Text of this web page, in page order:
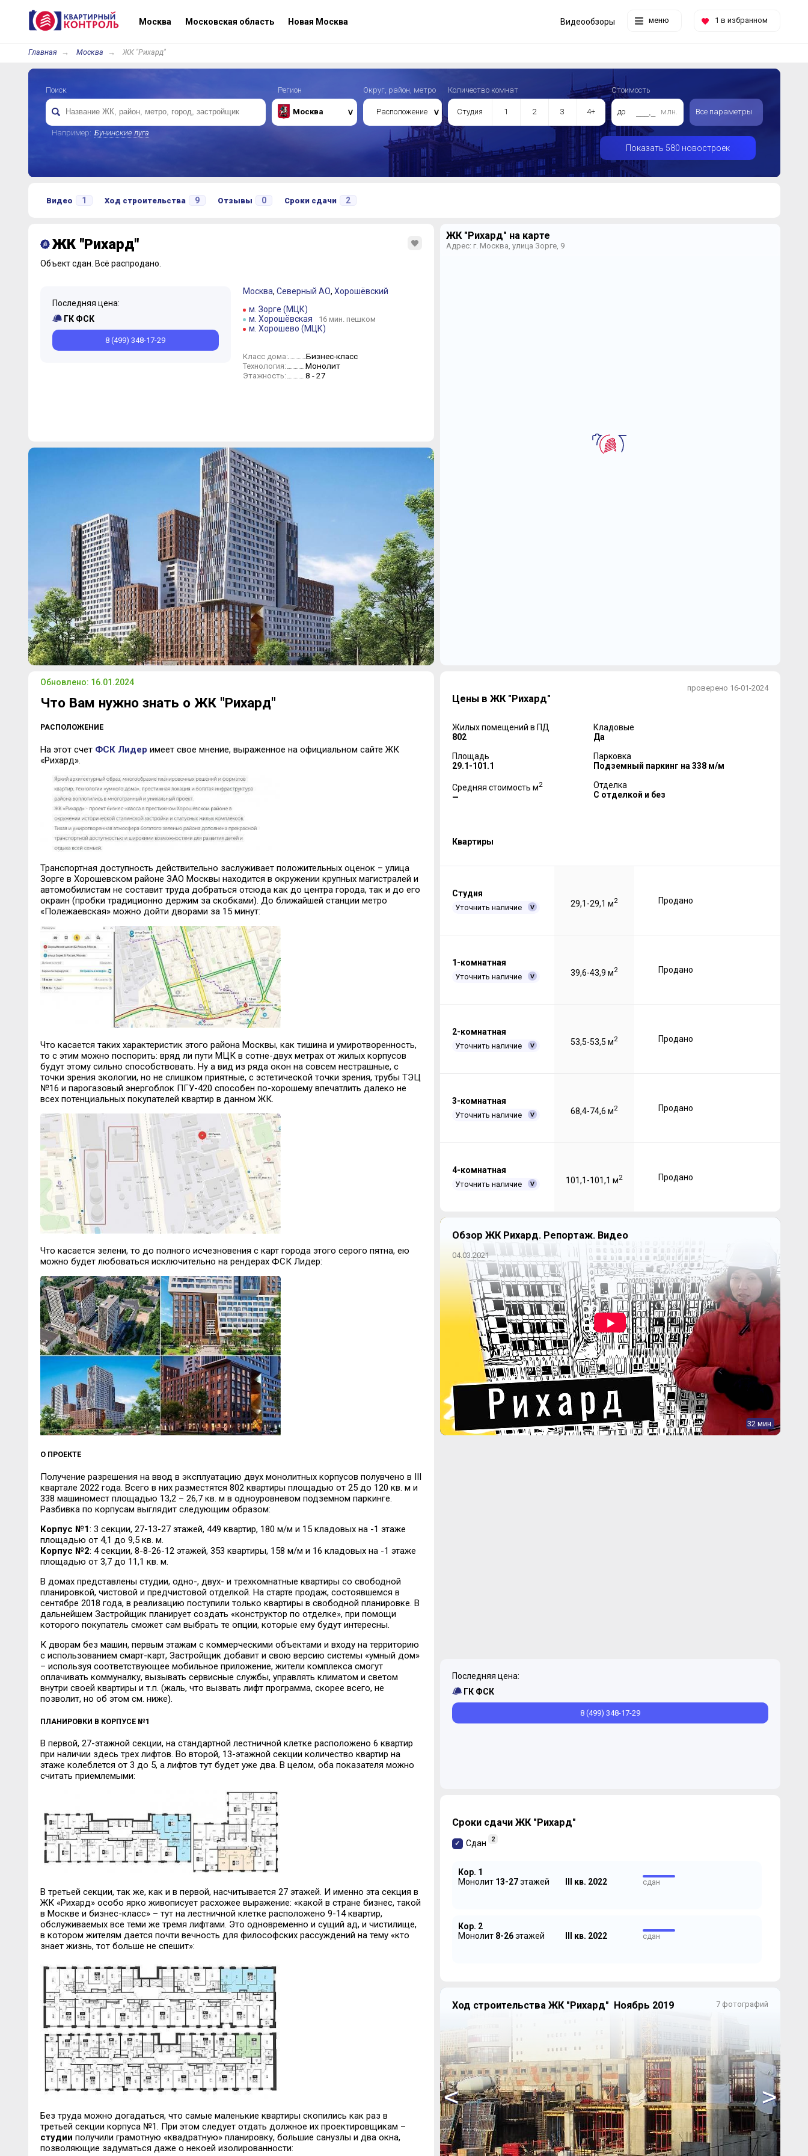
Москва Московская область Новая Москва меню 1 в избранном
Видеообзоры
Главная Москва ЖК "Рихард"
Поиск
Например: Бунинские луга
Регион
Москва
Округ, район, метро
Расположение
Количество комнат
Студия 1 2 3 4+
Стоимость
до млн. Все параметры
Показать 580 новостроек
Видео 1 Ход строительства 9 Отзывы 0 Сроки сдачи 2
ЖК "Рихард"
Объект сдан. Всё распродано.
Последняя цена:
ГК ФСК
8 (499) 348-17-29
Москва, Северный АО, Хорошёвский
м. Зорге (МЦК)
м. Хорошёвская
16 мин. пешком
м. Хорошево (МЦК)
Класс дома: Бизнес-класс
Технология: Монолит
Этажность: 8 - 27
Обновлено: 16.01.2024
Что Вам нужно знать о ЖК "Рихард"
РАСПОЛОЖЕНИЕ
На этот счет ФСК Лидер имеет свое мнение, выраженное на официальном сайте ЖК
«Рихард».
Транспортная доступность действительно заслуживает положительных оценок – улица
Зорге в Хорошевском районе ЗАО Москвы находится в окружении крупных магистралей и
автомобилистам не составит труда добраться отсюда как до центра города, так и до его
окраин (пробки традиционно держим за скобками). До ближайшей станции метро
«Полежаевская» можно дойти дворами за 15 минут:
Что касается таких характеристик этого района Москвы, как тишина и умиротворенность,
то с этим можно поспорить: вряд ли пути МЦК в сотне-двух метрах от жилых корпусов
будут этому сильно способствовать. Ну а вид из ряда окон на совсем нестрашные, с
точки зрения экологии, но не слишком приятные, с эстетической точки зрения, трубы ТЭЦ
№16 и парогазовый энергоблок ПГУ-420 способен по-хорошему впечатлить далеко не
всех потенциальных покупателей квартир в данном ЖК.
Что касается зелени, то до полного исчезновения с карт города этого серого пятна, ею
можно будет любоваться исключительно на рендерах ФСК Лидер:
О ПРОЕКТЕ
Получение разрешения на ввод в эксплуатацию двух монолитных корпусов полувчено в III
квартале 2022 года. Всего в них разместятся 802 квартиры площадью от 25 до 120 кв. м и
338 машиномест площадью 13,2 – 26,7 кв. м в одноуровневом подземном паркинге.
Разбивка по корпусам выглядит следующим образом:
Корпус №1: 3 секции, 27-13-27 этажей, 449 квартир, 180 м/м и 15 кладовых на -1 этаже
площадью от 4,1 до 9,5 кв. м.
Корпус №2: 4 секции, 8-8-26-12 этажей, 353 квартиры, 158 м/м и 16 кладовых на -1 этаже
площадью от 3,7 до 11,1 кв. м.
В домах представлены студии, одно-, двух- и трехкомнатные квартиры со свободной
планировкой, чистовой и предчистовой отделкой. На старте продаж, состоявшемся в
сентябре 2018 года, в реализацию поступили только квартиры в свободной планировке. В
дальнейшем Застройщик планирует создать «конструктор по отделке», при помощи
которого покупатель сможет сам выбрать те опции, которые ему будут интересны.
К дворам без машин, первым этажам с коммерческими объектами и входу на территорию
с использованием смарт-карт, Застройщик добавит и свою версию системы «умный дом»
– используя соответствующее мобильное приложение, жители комплекса смогут
оплачивать коммуналку, вызывать сервисные службы, управлять климатом и светом
внутри своей квартиры и т.п. (жаль, что вызвать лифт программа, скорее всего, не
позволит, но об этом см. ниже).
ПЛАНИРОВКИ В КОРПУСЕ №1
В первой, 27-этажной секции, на стандартной лестничной клетке расположено 6 квартир
при наличии здесь трех лифтов. Во второй, 13-этажной секции количество квартир на
этаже колеблется от 3 до 5, а лифтов тут будет уже два. В целом, оба показателя можно
считать приемлемыми:
В третьей секции, так же, как и в первой, насчитывается 27 этажей. И именно эта секция в
ЖК «Рихард» особо ярко живописует расхожее выражение: «какой в стране бизнес, такой
в Москве и бизнес-класс» – тут на лестничной клетке расположено 9-14 квартир,
обслуживаемых все теми же тремя лифтами. Это одновременно и сущий ад, и чистилище,
в котором жителям дается почти вечность для философских рассуждений на тему «кто
знает жизнь, тот больше не спешит»:
Без труда можно догадаться, что самые маленькие квартиры скопились как раз в
третьей секции корпуса №1. При этом следует отдать должное их проектировщикам –
студии получили грамотную «квадратную» планировку, большие санузлы и два окна,
позволяющие задуматься даже о некоей изолированности:
ЖК "Рихард" на карте
Адрес: г. Москва, улица Зорге, 9
проверено 16-01-2024
Цены в ЖК "Рихард"
Жилых помещений в ПД
802
Площадь
29.1-101.1
Средняя стоимость м2
—
Кладовые
Да
Парковка
Подземный паркинг на 338 м/м
Отделка
С отделкой и без
Квартиры
Студия
Уточнить наличие 29,1-29,1 м2 Продано
1-комнатная
Уточнить наличие 39,6-43,9 м2 Продано
2-комнатная
Уточнить наличие 53,5-53,5 м2 Продано
3-комнатная
Уточнить наличие 68,4-74,6 м2 Продано
4-комнатная
Уточнить наличие 101,1-101,1 м2 Продано
Обзор ЖК Рихард. Репортаж. Видео
04.03.2021
32 мин.
Последняя цена:
ГК ФСК
8 (499) 348-17-29
Сроки сдачи ЖК "Рихард"
Сдан 2
Кор. 1
Монолит 13-27этажей III кв. 2022 сдан
Кор. 2
Монолит 8-26этажей III кв. 2022 сдан
7 фотографий
Ход строительства ЖК "Рихард" Ноябрь 2019
< >